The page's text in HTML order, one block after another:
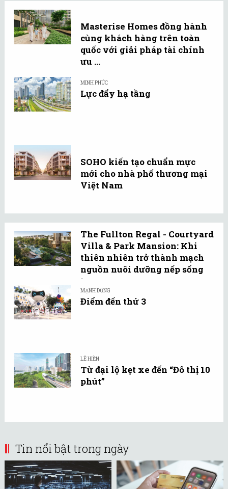
Masterise Homes đồng hành
cùng khách hàng trên toàn
quốc với giải pháp tài chính
ưu ...
MINH PHÚC
Lực đẩy hạ tầng
SOHO kiến tạo chuẩn mực
mới cho nhà phố thương mại
Việt Nam
The Fullton Regal - Courtyard
Villa & Park Mansion: Khi
thiên nhiên trở thành mạch
nguồn nuôi dưỡng nếp sống
tự ...
MẠNH DŨNG
Điểm đến thứ 3
LÊ HIỀN
Từ đại lộ kẹt xe đến “Đô thị 10
phút”
Tin nổi bật trong ngày